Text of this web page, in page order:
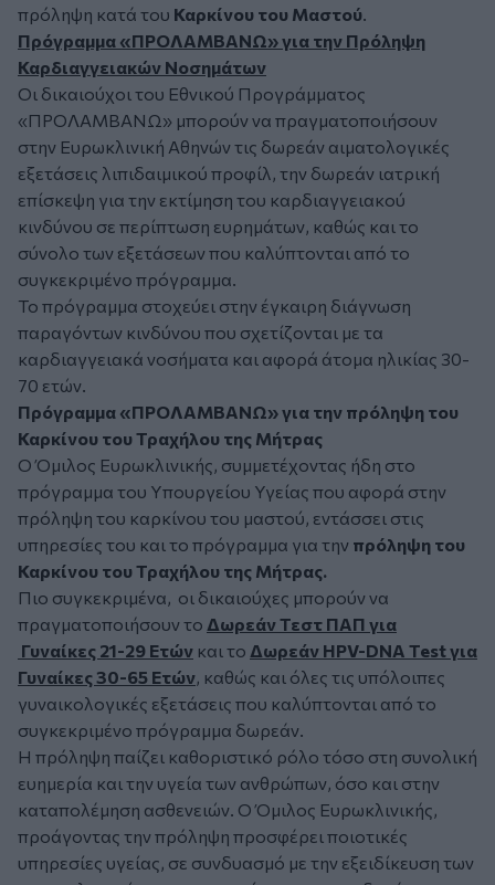
πρόληψη κατά του Καρκίνου του Μαστού.
Πρόγραμμα «ΠΡΟΛΑΜΒΑΝΩ» για την Πρόληψη
Καρδιαγγειακών Νοσημάτων
Οι δικαιούχοι του Εθνικού Προγράμματος
«ΠΡΟΛΑΜΒΑΝΩ» μπορούν να πραγματοποιήσουν
στην Ευρωκλινική Αθηνών τις δωρεάν αιματολογικές
εξετάσεις λιπιδαιμικού προφίλ, την δωρεάν ιατρική
επίσκεψη για την εκτίμηση του καρδιαγγειακού
κινδύνου σε περίπτωση ευρημάτων, καθώς και το
σύνολο των εξετάσεων που καλύπτονται από το
συγκεκριμένο πρόγραμμα.
Το πρόγραμμα στοχεύει στην έγκαιρη διάγνωση
παραγόντων κινδύνου που σχετίζονται με τα
καρδιαγγειακά νοσήματα και αφορά άτομα ηλικίας 30-
70 ετών.
Πρόγραμμα «ΠΡΟΛΑΜΒΑΝΩ» για την πρόληψη του
Καρκίνου του Τραχήλου της Μήτρας
Ο Όμιλος Ευρωκλινικής, συμμετέχοντας ήδη στο
πρόγραμμα του Υπουργείου Υγείας που αφορά στην
πρόληψη του καρκίνου του μαστού, εντάσσει στις
υπηρεσίες του και το πρόγραμμα για την πρόληψη του
Καρκίνου του Τραχήλου της Μήτρας.
Πιο συγκεκριμένα, οι δικαιούχες μπορούν να
πραγματοποιήσουν το Δωρεάν Τεστ ΠΑΠ για
Γυναίκες 21-29 Ετών και το Δωρεάν HPV-DNA Test για
Γυναίκες 30-65 Ετών, καθώς και όλες τις υπόλοιπες
γυναικολογικές εξετάσεις που καλύπτονται από το
συγκεκριμένο πρόγραμμα δωρεάν.
Η πρόληψη παίζει καθοριστικό ρόλο τόσο στη συνολική
ευημερία και την υγεία των ανθρώπων, όσο και στην
καταπολέμηση ασθενειών. Ο Όμιλος Ευρωκλινικής,
προάγοντας την πρόληψη προσφέρει ποιοτικές
υπηρεσίες υγείας, σε συνδυασμό με την εξειδίκευση των